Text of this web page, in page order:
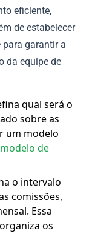
eficiente,
de estabelecer
garantir a
da equipe de
qual será o
sobre as
um modelo
modelo de
o intervalo
comissões,
Essa
os